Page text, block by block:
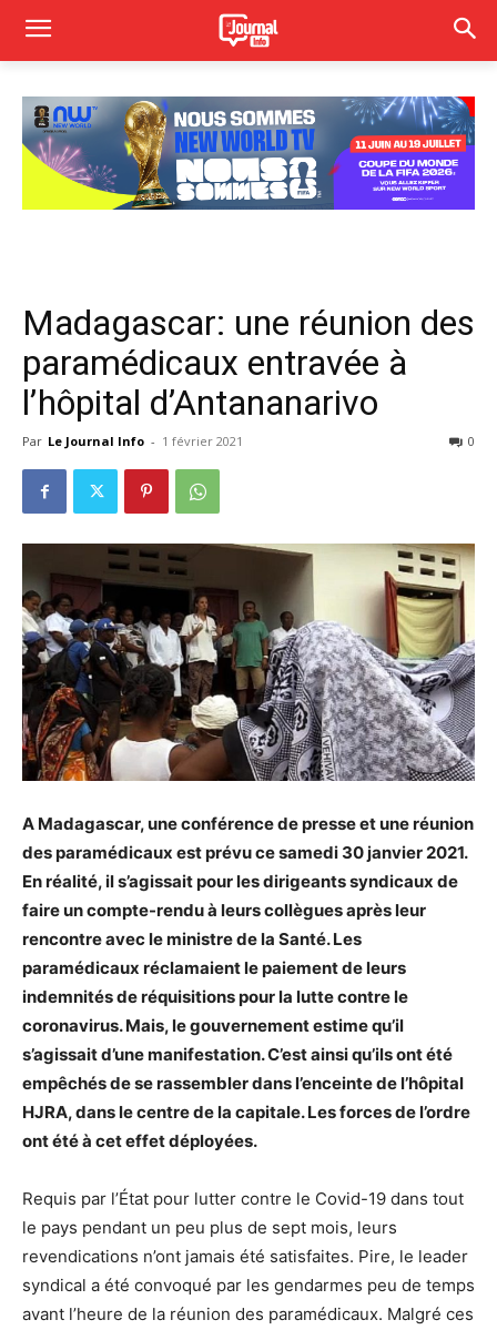
Madagascar: une réunion des
paramédicaux entravée à
l’hôpital d’Antananarivo
Par Le Journal Info - 1 février 2021 0
A Madagascar, une conférence de presse et une réunion
des paramédicaux est prévu ce samedi 30 janvier 2021.
En réalité, il s’agissait pour les dirigeants syndicaux de
faire un compte-rendu à leurs collègues après leur
rencontre avec le ministre de la Santé. Les
paramédicaux réclamaient le paiement de leurs
indemnités de réquisitions pour la lutte contre le
coronavirus. Mais, le gouvernement estime qu’il
s’agissait d’une manifestation. C’est ainsi qu’ils ont été
empêchés de se rassembler dans l’enceinte de l’hôpital
HJRA, dans le centre de la capitale. Les forces de l’ordre
ont été à cet effet déployées.
Requis par l’État pour lutter contre le Covid-19 dans tout
le pays pendant un peu plus de sept mois, leurs
revendications n’ont jamais été satisfaites. Pire, le leader
syndical a été convoqué par les gendarmes peu de temps
avant l’heure de la réunion des paramédicaux. Malgré ces